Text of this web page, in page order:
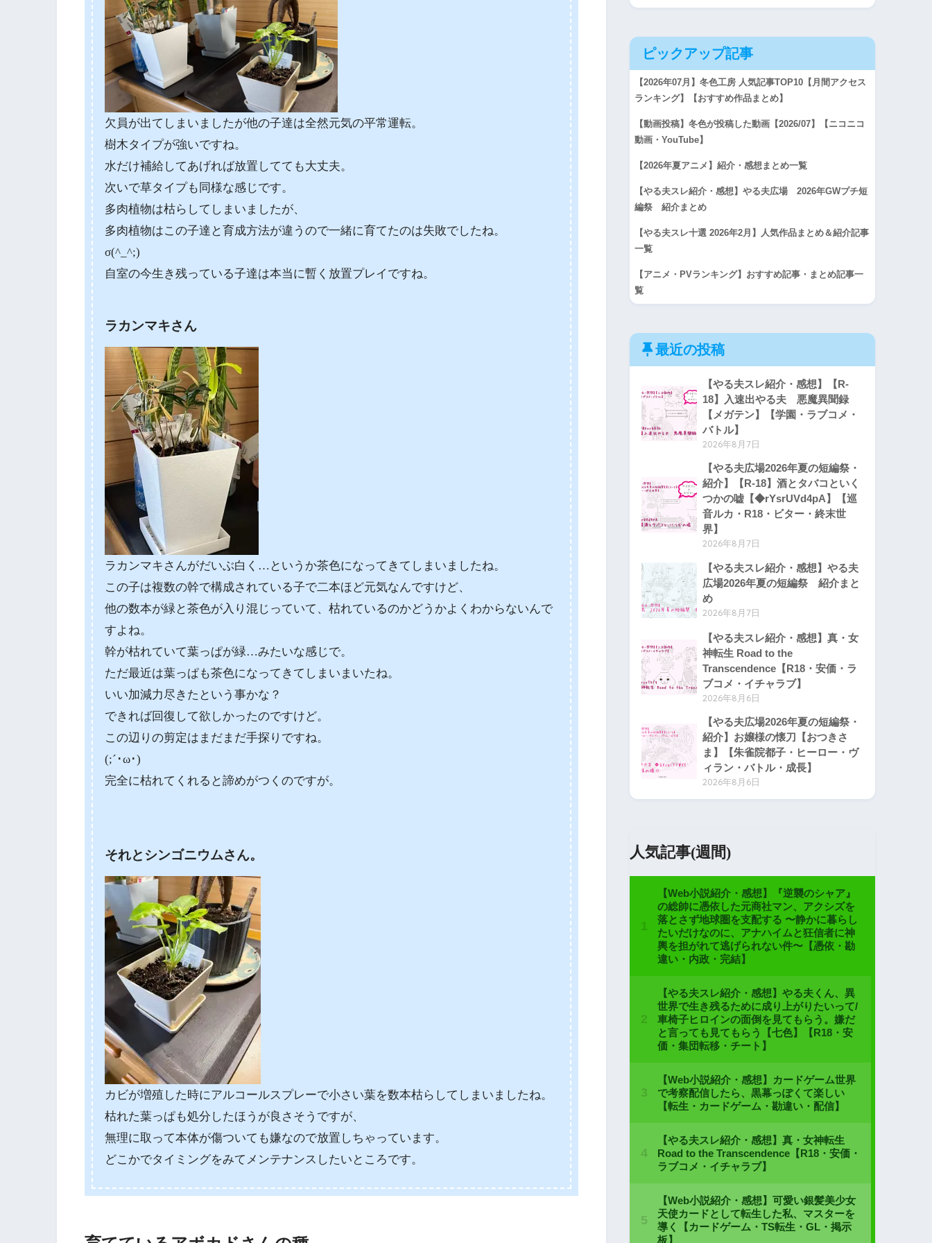
欠員が出てしまいましたが他の子達は全然元気の平常運転。
樹木タイプが強いですね。
水だけ補給してあげれば放置してても大丈夫。
次いで草タイプも同様な感じです。
多肉植物は枯らしてしまいましたが、
多肉植物はこの子達と育成方法が違うので一緒に育てたのは失敗でしたね。
σ(^_^;)
自室の今生き残っている子達は本当に暫く放置プレイですね。
ラカンマキさん
ラカンマキさんがだいぶ白く…というか茶色になってきてしまいましたね。
この子は複数の幹で構成されている子で二本ほど元気なんですけど、
他の数本が緑と茶色が入り混じっていて、枯れているのかどうかよくわからないんで
すよね。
幹が枯れていて葉っぱが緑…みたいな感じで。
ただ最近は葉っぱも茶色になってきてしまいまいたね。
いい加減力尽きたという事かな？
できれば回復して欲しかったのですけど。
この辺りの剪定はまだまだ手探りですね。
(;´･ω･)
完全に枯れてくれると諦めがつくのですが。
それとシンゴニウムさん。
カビが増殖した時にアルコールスプレーで小さい葉を数本枯らしてしまいましたね。
枯れた葉っぱも処分したほうが良さそうですが、
無理に取って本体が傷ついても嫌なので放置しちゃっています。
どこかでタイミングをみてメンテナンスしたいところです。
ピックアップ記事
【2026年07月】冬色工房 人気記事TOP10【月間アクセス
ランキング】【おすすめ作品まとめ】
【動画投稿】冬色が投稿した動画【2026/07】【ニコニコ
動画・YouTube】
【2026年夏アニメ】紹介・感想まとめ一覧
【やる夫スレ紹介・感想】やる夫広場 2026年GWプチ短
編祭 紹介まとめ
【やる夫スレ十選 2026年2月】人気作品まとめ＆紹介記事
一覧
【アニメ・PVランキング】おすすめ記事・まとめ記事一
覧
最近の投稿
【やる夫スレ紹介・感想】【R-
18】入速出やる夫 悪魔異聞録
【メガテン】【学園・ラブコメ・
バトル】
2026年8月7日
【やる夫広場2026年夏の短編祭・
紹介】【R-18】酒とタバコといく
つかの嘘【◆rYsrUVd4pA】【巡
音ルカ・R18・ビター・終末世
界】
2026年8月7日
【やる夫スレ紹介・感想】やる夫
広場2026年夏の短編祭 紹介まと
め
2026年8月7日
【やる夫スレ紹介・感想】真・女
神転生 Road to the
Transcendence【R18・安価・ラ
ブコメ・イチャラブ】
2026年8月6日
【やる夫広場2026年夏の短編祭・
紹介】お嬢様の懐刀【おつきさ
ま】【朱雀院都子・ヒーロー・ヴ
ィラン・バトル・成長】
2026年8月6日
人気記事(週間)